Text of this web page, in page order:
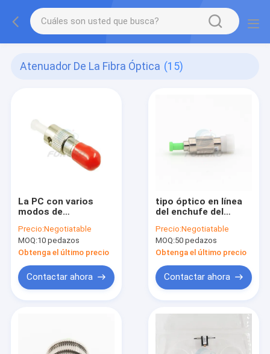
Atenuador De La Fibra Óptica (15)
La PC con varios
modos de
ST de la alta
precisión fijó el
atenuador 1-30DB de
la fibra óptica
Precio:Negotiatable
MOQ:10 pedazos
Obtenga el último precio
Contactar ahora
tipo óptico en línea
del enchufe del
SM del atenuador de
la fibra con varios
modos de
funcionamiento de
7dB 10dB
Precio:Negotiatable
MOQ:50 pedazos
Obtenga el último precio
Contactar ahora